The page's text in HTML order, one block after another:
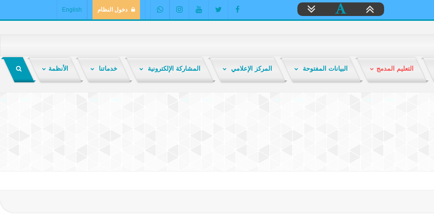
دخول النظام English
التعليم المدمج البيانات المفتوحة المركز الإعلامي المشاركة الإلكترونية خدماتنا الأنظمة